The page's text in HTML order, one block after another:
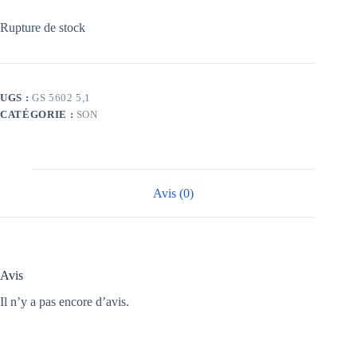
Rupture de stock
UGS : GS 5602 5,1
CATÉGORIE : SON
Avis (0)
Avis
Il n’y a pas encore d’avis.